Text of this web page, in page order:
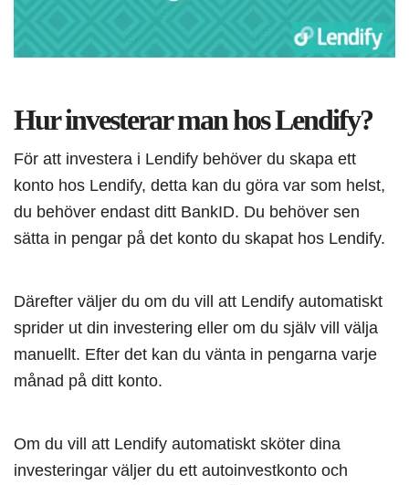
Hur investerar man hos Lendify?
För att investera i Lendify behöver du skapa ett
konto hos Lendify, detta kan du göra var som helst,
du behöver endast ditt BankID. Du behöver sen
sätta in pengar på det konto du skapat hos Lendify.
Därefter väljer du om du vill att Lendify automatiskt
sprider ut din investering eller om du själv vill välja
manuellt. Efter det kan du vänta in pengarna varje
månad på ditt konto.
Om du vill att Lendify automatiskt sköter dina
investeringar väljer du ett autoinvestkonto och